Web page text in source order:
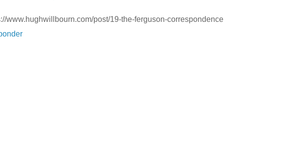
www.hughwillbourn.com/post/19-the-ferguson-correspondence